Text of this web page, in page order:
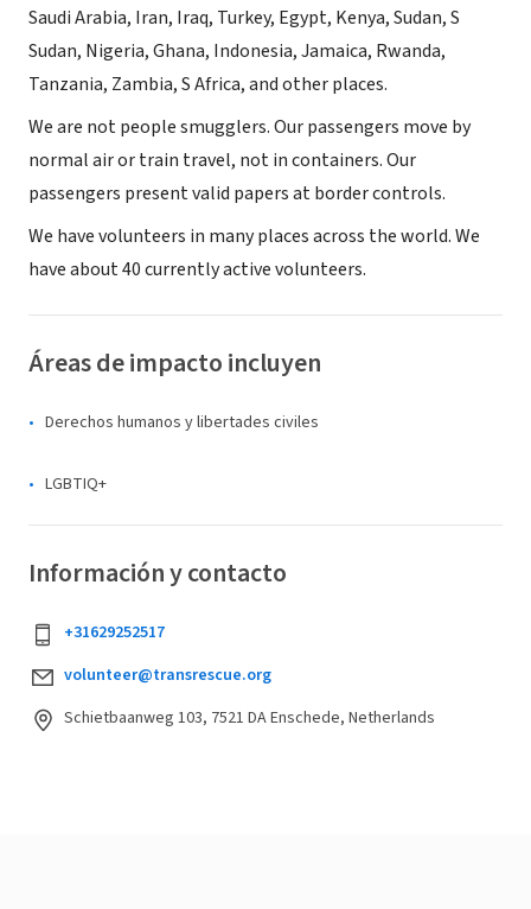
Saudi Arabia, Iran, Iraq, Turkey, Egypt, Kenya, Sudan, S
Sudan, Nigeria, Ghana, Indonesia, Jamaica, Rwanda,
Tanzania, Zambia, S Africa, and other places.
We are not people smugglers. Our passengers move by
normal air or train travel, not in containers. Our
passengers present valid papers at border controls.
We have volunteers in many places across the world. We
have about 40 currently active volunteers.
Áreas de impacto incluyen
Derechos humanos y libertades civiles
LGBTIQ+
Información y contacto
+31629252517
volunteer@transrescue.org
Schietbaanweg 103, 7521 DA Enschede, Netherlands